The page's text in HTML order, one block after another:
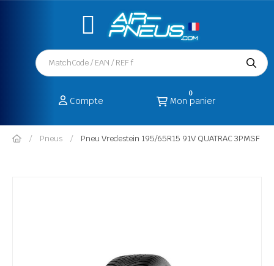
Compte Mon panier
0
Pneus Pneu Vredestein 195/65R15 91V QUATRAC 3PMSF